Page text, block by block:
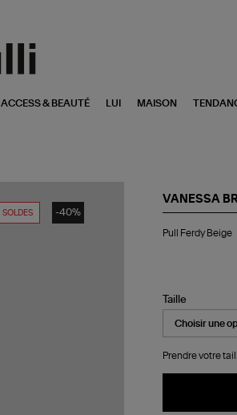
ACCESS & BEAUTÉ LUI MAISON
SOLDES -40%
VANESSA
Ferdy
Pull Ferdy Beige
Taille
Prendre votre